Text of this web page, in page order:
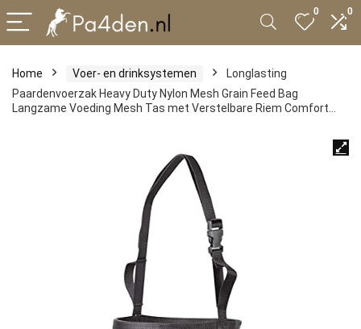
0 0
Home Voer- en drinksystemen
Longlasting
Paardenvoerzak Heavy Duty Nylon Mesh Grain Feed Bag
Langzame Voeding Mesh Tas met Verstelbare Riem Comfort…